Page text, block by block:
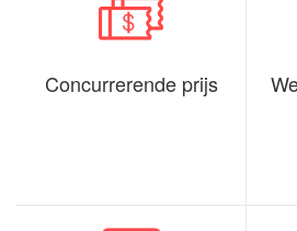
Concurrerende prijs